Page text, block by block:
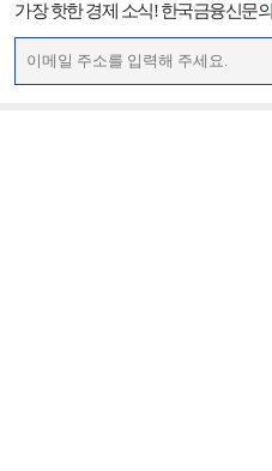
가장 핫한 경제 소식! 한국금융신문의